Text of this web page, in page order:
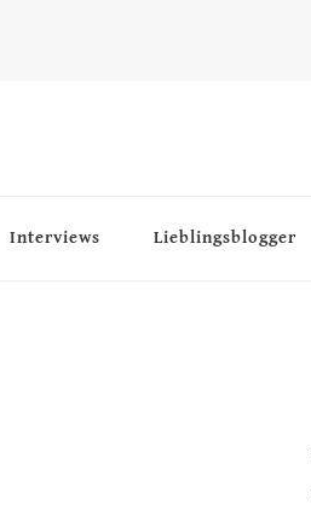
Interviews Lieblingsblogger